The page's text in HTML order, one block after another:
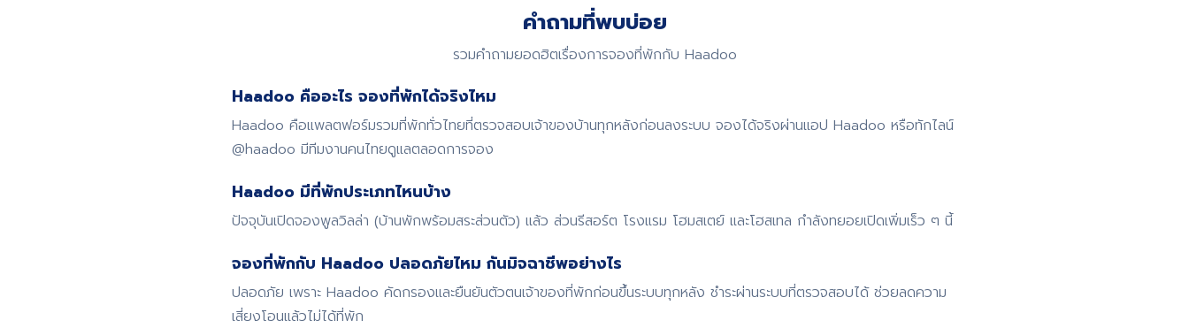
คำถามที่พบบ่อย
รวมคำถามยอดฮิตเรื่องการจองที่พักกับ Haadoo
Haadoo คืออะไร จองที่พักได้จริงไหม
Haadoo คือแพลตฟอร์มรวมที่พักทั่วไทยที่ตรวจสอบเจ้าของบ้านทุกหลังก่อนลงระบบ จองได้จริงผ่านแอป Haadoo หรือทักไลน์
@haadoo มีทีมงานคนไทยดูแลตลอดการจอง
Haadoo มีที่พักประเภทไหนบ้าง
ปัจจุบันเปิดจองพูลวิลล่า (บ้านพักพร้อมสระส่วนตัว) แล้ว ส่วนรีสอร์ต โรงแรม โฮมสเตย์ และโฮสเทล กำลังทยอยเปิดเพิ่มเร็ว ๆ นี้
จองที่พักกับ Haadoo ปลอดภัยไหม กันมิจฉาชีพอย่างไร
ปลอดภัย เพราะ Haadoo คัดกรองและยืนยันตัวตนเจ้าของที่พักก่อนขึ้นระบบทุกหลัง ชำระผ่านระบบที่ตรวจสอบได้ ช่วยลดความ
เสี่ยงโอนแล้วไม่ได้ที่พัก